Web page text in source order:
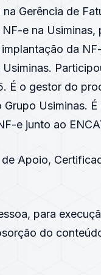
Gerência de
e na Usiminas,
da
É o gestor do
Usiminas. É
e junto ao
Apoio,
para
do